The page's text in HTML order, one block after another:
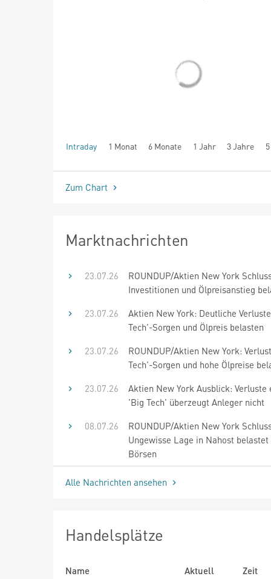
Intraday 1 Monat 6 Monate 1 Jahr 3 Jahre
seit Beginn
Zum Chart
Marktnachrichten
23.07.26
ROUNDUP/Aktien New York
Investitionen und Ölpreisanstieg
23.07.26
Aktien New York: Deutliche
Tech'-Sorgen und Ölpreis belasten
23.07.26
ROUNDUP/Aktien New York:
Tech'-Sorgen und hohe Ölpreise
23.07.26
Aktien New York Ausblick:
'Big Tech' überzeugt Anleger nicht
08.07.26
ROUNDUP/Aktien New York
Ungewisse Lage in Nahost belastet
Börsen
Alle Nachrichten ansehen
Handelsplätze
Name Aktuell
Zeit